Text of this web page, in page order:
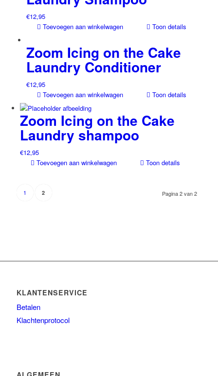
€12,95
Toevoegen aan winkelwagen
Toon details
Zoom Icing on the Cake
Laundry Conditioner
€12,95
Toevoegen aan winkelwagen
Toon details
Zoom Icing on the Cake
Laundry shampoo
€12,95
Toevoegen aan winkelwagen
Toon details
Pagina 2 van 2
1 2
KLANTENSERVICE
Betalen
Klachtenprotocol